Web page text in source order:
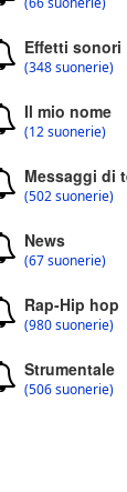
Effetti sonori
(348 suonerie)
Il mio nome
(12 suonerie)
Messaggi di
(502 suonerie)
News
(67 suonerie)
Rap-Hip hop
(980 suonerie)
Strumentale
(506 suonerie)